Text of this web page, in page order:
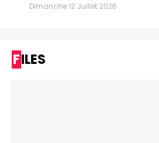
Dimanche 12 Juillet 2026
FILES